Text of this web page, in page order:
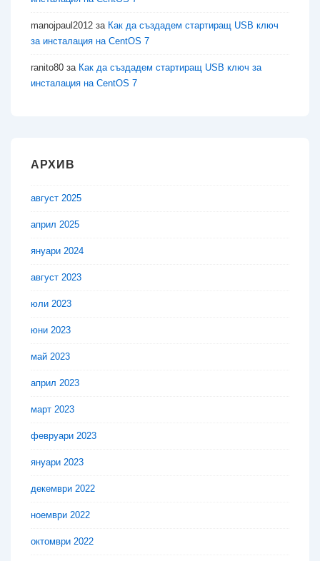
manojpaul2012 за Как да създадем стартиращ USB ключ
за инсталация на CentOS 7
ranito80 за Как да създадем стартиращ USB ключ за
инсталация на CentOS 7
АРХИВ
август 2025
април 2025
януари 2024
август 2023
юли 2023
юни 2023
май 2023
април 2023
март 2023
февруари 2023
януари 2023
декември 2022
ноември 2022
октомври 2022